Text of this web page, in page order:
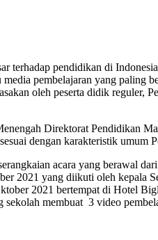
pendidikan di
pembelajaran yang paling
oleh peserta didik reguler,
Direktorat Pendidikan
dengan karakteristik
acara yang berawal
2021 yang diikuti oleh kepala
2021 bertempat di Hotel
membuat 3 video